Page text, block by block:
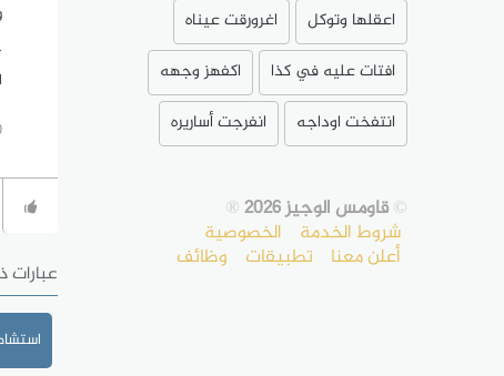
اعقلها وتوكل
اغرورقت عيناه
افتات عليه في كذا
اكفهز وجهه
انتفخت اوداجه
انفرجت أساريره
©قاومس الوجيز 2026 ®
شروط الخدمة الخصوصية
أعلن معنا تطبيقات وظائف